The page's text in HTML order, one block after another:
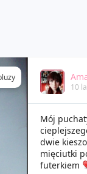
10
Mój
dwie
mięciutki
futerkiem